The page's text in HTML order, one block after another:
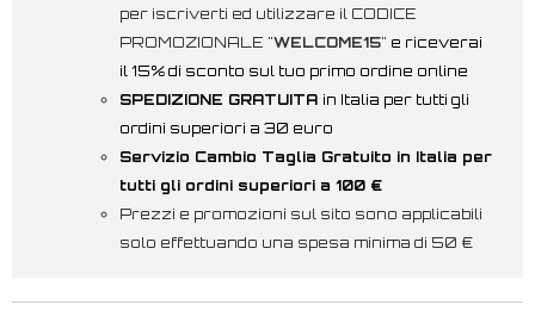
per iscriverti ed utilizzare il CODICE
PROMOZIONALE "WELCOME15" e riceverai
il 15% di sconto sul tuo primo ordine online
SPEDIZIONE GRATUITA in Italia per tutti gli
ordini superiori a 30 euro
Servizio Cambio Taglia Gratuito in Italia per
tutti gli ordini superiori a 100 €
Prezzi e promozioni sul sito sono applicabili
solo effettuando una spesa minima di 50 €